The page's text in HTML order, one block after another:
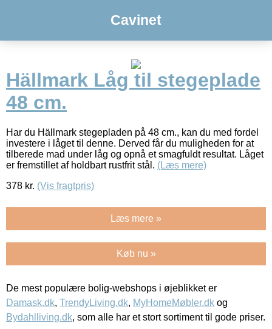
Cavinet
Hällmark Låg til stegeplade
48 cm.
Har du Hällmark stegepladen på 48 cm., kan du med fordel
investere i låget til denne. Derved får du muligheden for at
tilberede mad under låg og opnå et smagfuldt resultat. Låget
er fremstillet af holdbart rustfrit stål. (Læs mere)
378 kr. (Vis fragtpris)
Læs mere »
Køb nu »
De mest populære bolig-webshops i øjeblikket er
Damask.dk, TrendyLiving.dk, MyHomeMøbler.dk og
Bydahlliving.dk, som alle har et stort sortiment til gode priser.